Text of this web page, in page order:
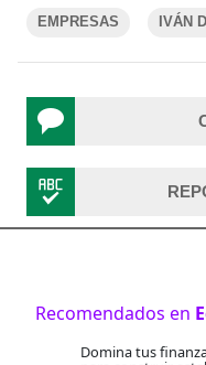
EMPRESAS IVÁN
Recomendados en
Domina tus